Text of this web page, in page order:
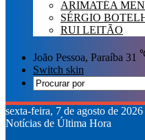
ARIMATÉA
SÉRGIO
RUI LEITÃO
João Pessoa, Paraíba 31
Switch skin
sexta-feira, 7 de agosto de 2026
Notícias de Última Hora